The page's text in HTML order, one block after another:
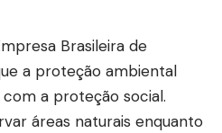
Brasileira de
a proteção ambiental
a proteção social.
áreas naturais enquanto